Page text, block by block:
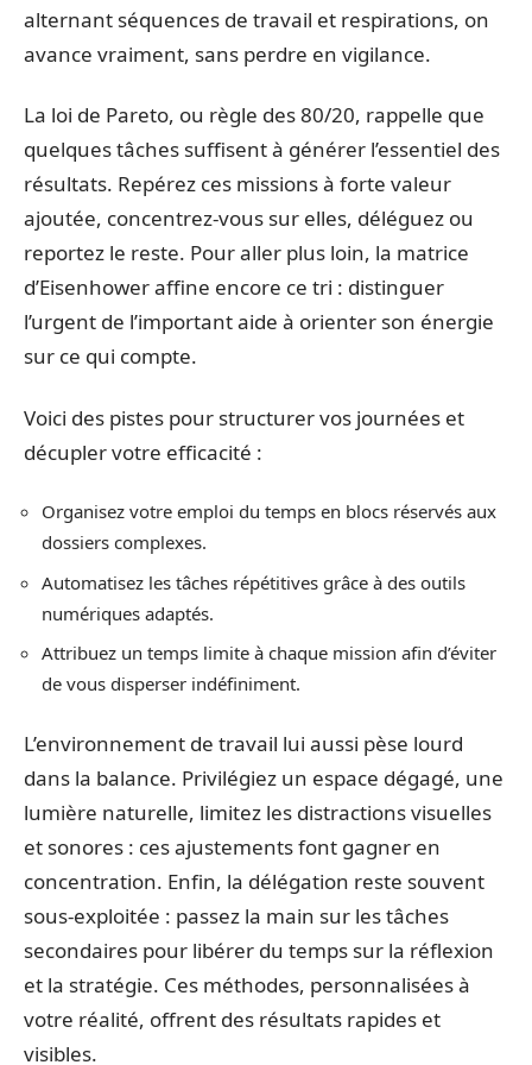
alternant séquences de travail et respirations, on
avance vraiment, sans perdre en vigilance.
La loi de Pareto, ou règle des 80/20, rappelle que
quelques tâches suffisent à générer l’essentiel des
résultats. Repérez ces missions à forte valeur
ajoutée, concentrez-vous sur elles, déléguez ou
reportez le reste. Pour aller plus loin, la matrice
d’Eisenhower affine encore ce tri : distinguer
l’urgent de l’important aide à orienter son énergie
sur ce qui compte.
Voici des pistes pour structurer vos journées et
décupler votre efficacité :
Organisez votre emploi du temps en blocs réservés aux
dossiers complexes.
Automatisez les tâches répétitives grâce à des outils
numériques adaptés.
Attribuez un temps limite à chaque mission afin d’éviter
de vous disperser indéfiniment.
L’environnement de travail lui aussi pèse lourd
dans la balance. Privilégiez un espace dégagé, une
lumière naturelle, limitez les distractions visuelles
et sonores : ces ajustements font gagner en
concentration. Enfin, la délégation reste souvent
sous-exploitée : passez la main sur les tâches
secondaires pour libérer du temps sur la réflexion
et la stratégie. Ces méthodes, personnalisées à
votre réalité, offrent des résultats rapides et
visibles.